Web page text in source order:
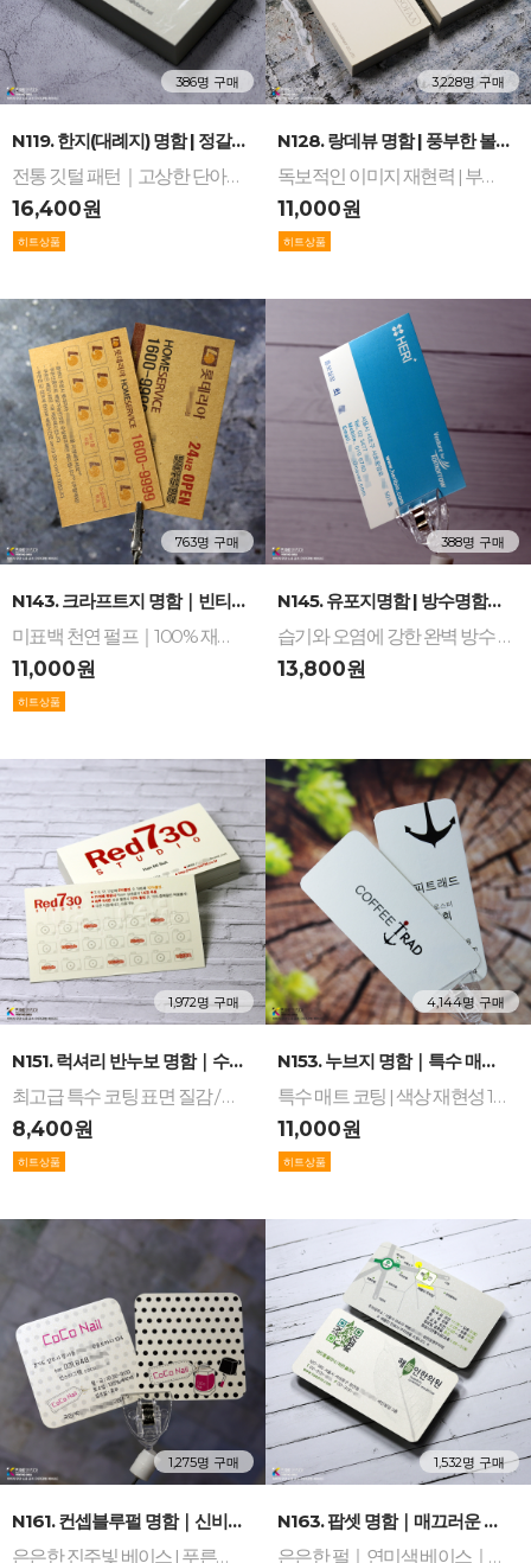
386명 구매
N119. 한지(대례지) 명함 | 정갈한 깃털 문양...
전통 깃털 패턴｜고상한 단아함｜엠보스 내구성｜동양적 미학 구현｜여백의 미 최적화｜한지명함｜대례지명함
16,400원
3,228명 구매
N128. 랑데뷰 명함 | 풍부한 볼륨감과 고화질 ...
독보적인 이미지 재현력 | 부드러운 러프글로스 질감 | 풍부한 볼륨감 | 브랜드 컬러 아이덴티티 최적화 | 인기 수입지 | 랑데뷰지명함
11,000원
763명 구매
N143. 크라프트지 명함｜빈티지한 천연 갈색조와 ...
미표백 천연 펄프｜100% 재활용 재생지｜고강도 내구성｜아날로그 빈티지｜지속 가능한 브랜딩｜재생지｜크라프트명함
11,000원
388명 구매
N145. 유포지명함 | 방수명함의 완벽한 내구성과...
습기와 오염에 강한 완벽 방수 성능 / 쉽게 찢어지지 않는 질긴 내구성 / 매끄러운 표면과 선명한 인쇄 발색 / 야외 활동 및 특수 환경에 최적화된 고기능성 브랜드 신뢰감 완성
13,800원
1,972명 구매
N151. 럭셔리 반누보 명함｜수입지명함 - 압도적...
최고급 특수 코팅 표면 질감 / 광택 없는 매끄러운 화이트 / 묵직한 고중량의 탄탄한 두께 / 우수한 발색과 색상 재현성 / 기업 로고의 높은 신뢰도와 하이엔드 브랜드 이미지 완성
8,400원
4,144명 구매
N153. 누브지 명함｜특수 매트 코팅의 부드러운 ...
특수 매트 코팅 | 색상 재현성 1위 | 부드러운 화이트 톤 | 탁월한 인쇄 발색력 | NOUVEAU | NOUVE | NOUV
11,000원
1,275명 구매
N161. 컨셉블루펄 명함｜신비로운 메탈 블루펄의 ...
은은한 진주빛 베이스 | 푸른빛 메탈 펄의 입체 광택 | 우수한 색감 표현력 | 빠른 잉크 건조 기술 | 컨셉명함 | 컨셉블루펄지
1,532명 구매
N163. 팝셋 명함｜매끄러운 표면에 모래알갱 느낌...
은은한 펄｜연미색 베이스｜우수한 인쇄 발색과 매끄러운 표면｜현대적인 생동감 구현｜팝셋지명함｜수입지